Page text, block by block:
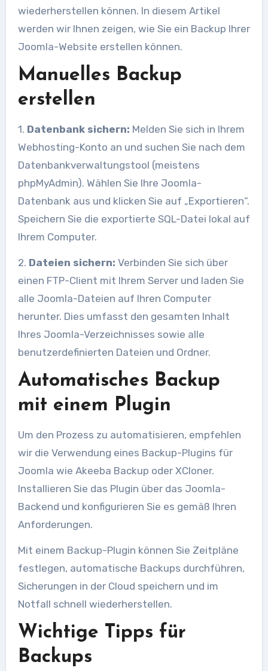
wiederherstellen können. In diesem Artikel
werden wir Ihnen zeigen, wie Sie ein Backup Ihrer
Joomla-Website erstellen können.
Manuelles Backup
erstellen
1. Datenbank sichern: Melden Sie sich in Ihrem
Webhosting-Konto an und suchen Sie nach dem
Datenbankverwaltungstool (meistens
phpMyAdmin). Wählen Sie Ihre Joomla-
Datenbank aus und klicken Sie auf „Exportieren“.
Speichern Sie die exportierte SQL-Datei lokal auf
Ihrem Computer.
2. Dateien sichern: Verbinden Sie sich über
einen FTP-Client mit Ihrem Server und laden Sie
alle Joomla-Dateien auf Ihren Computer
herunter. Dies umfasst den gesamten Inhalt
Ihres Joomla-Verzeichnisses sowie alle
benutzerdefinierten Dateien und Ordner.
Automatisches Backup
mit einem Plugin
Um den Prozess zu automatisieren, empfehlen
wir die Verwendung eines Backup-Plugins für
Joomla wie Akeeba Backup oder XCloner.
Installieren Sie das Plugin über das Joomla-
Backend und konfigurieren Sie es gemäß Ihren
Anforderungen.
Mit einem Backup-Plugin können Sie Zeitpläne
festlegen, automatische Backups durchführen,
Sicherungen in der Cloud speichern und im
Notfall schnell wiederherstellen.
Wichtige Tipps für
Backups